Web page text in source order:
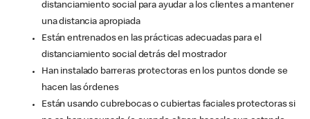
distanciamiento social para ayudar a los clientes a mantener
una distancia apropiada
Están entrenados en las prácticas adecuadas para el
distanciamiento social detrás del mostrador
Han instalado barreras protectoras en los puntos donde se
hacen las órdenes
Están usando cubrebocas o cubiertas faciales protectoras si